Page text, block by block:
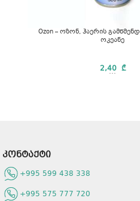
Ozon – ოზონ, ჰაერის
ოკეანე
2,40 ₾
...
კონტაქტი
+995 599 438 338
+995 575 777 720